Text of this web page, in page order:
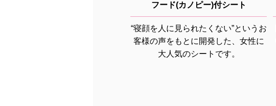
フード(カノピー)付シート
“寝顔を人に見られたくない”というお
客様の声をもとに開発した、女性に
大人気のシートです。